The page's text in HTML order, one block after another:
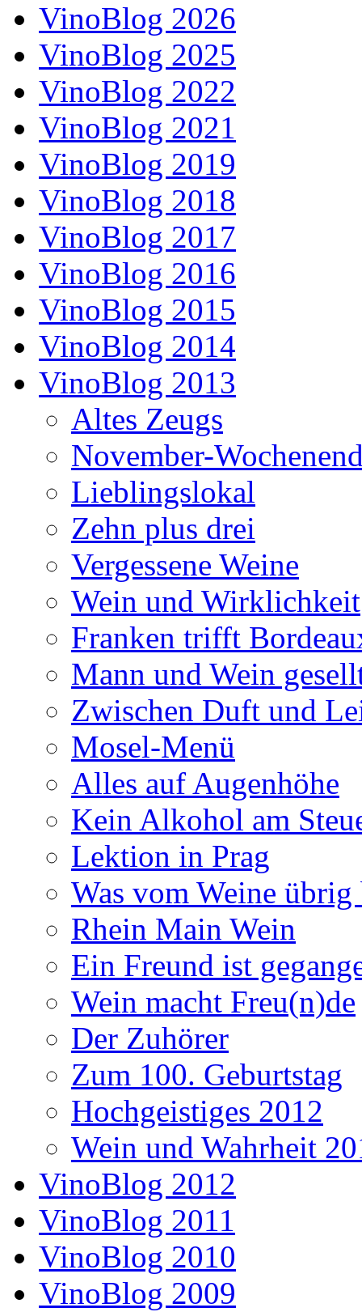
VinoBlog 2026
VinoBlog 2025
VinoBlog 2022
VinoBlog 2021
VinoBlog 2019
VinoBlog 2018
VinoBlog 2017
VinoBlog 2016
VinoBlog 2015
VinoBlog 2014
VinoBlog 2013
Altes Zeugs
November-
Lieblingslokal
Zehn plus drei
Vergessene Weine
Wein und Wirklichkeit
Franken trifft
Mann und Wein
Zwischen Duft und
Mosel-Menü
Alles auf Augenhöhe
Kein Alkohol am
Lektion in Prag
Was vom Weine
Rhein Main Wein
Ein Freund ist
Wein macht Freu(n)de
Der Zuhörer
Zum 100. Geburtstag
Hochgeistiges 2012
Wein und Wahrheit
VinoBlog 2012
VinoBlog 2011
VinoBlog 2010
VinoBlog 2009